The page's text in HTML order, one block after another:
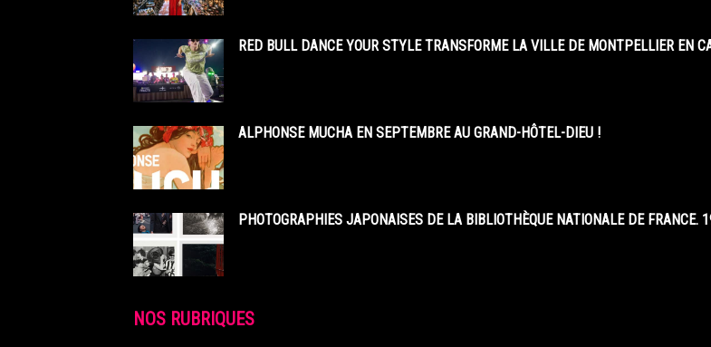
RED BULL DANCE YOUR STYLE TRANSFORME LA VILLE DE MONTPELLIER EN
ALPHONSE MUCHA EN SEPTEMBRE AU GRAND-HÔTEL-DIEU !
PHOTOGRAPHIES JAPONAISES DE LA BIBLIOTHÈQUE NATIONALE DE FRANCE.
NOS RUBRIQUES